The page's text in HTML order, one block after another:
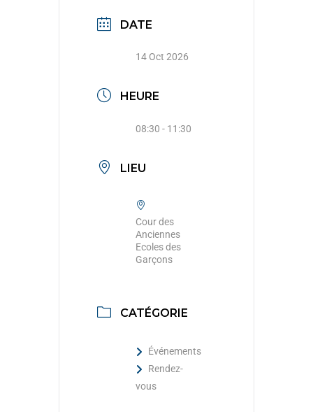
DATE
14 Oct 2026
HEURE
08:30 - 11:30
LIEU
Cour des
Anciennes
Ecoles des
Garçons
CATÉGORIE
Événements
Rendez-
vous